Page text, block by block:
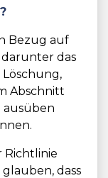
Bezug auf
das
Abschnitt
ausüben
Richtlinie
dass